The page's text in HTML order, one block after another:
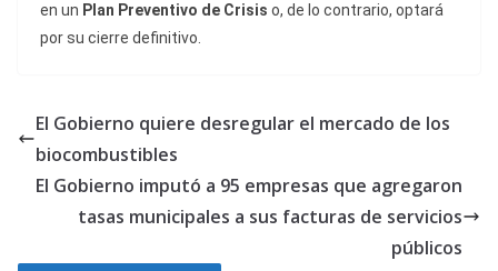
en un Plan Preventivo de Crisis o, de lo contrario, optará
por su cierre definitivo.
El Gobierno quiere desregular el mercado de los
biocombustibles
El Gobierno imputó a 95 empresas que agregaron
tasas municipales a sus facturas de servicios
públicos